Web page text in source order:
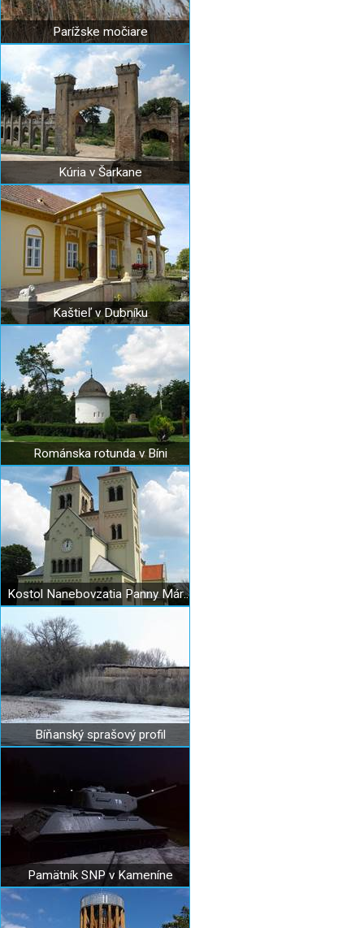
Parížske močiare
Kúria v Šarkane
Kaštieľ v Dubníku
Románska rotunda v Bíni
Kostol Nanebovzatia Panny Márie v Bíni
Bíňanský sprašový profil
Pamätník SNP v Kameníne